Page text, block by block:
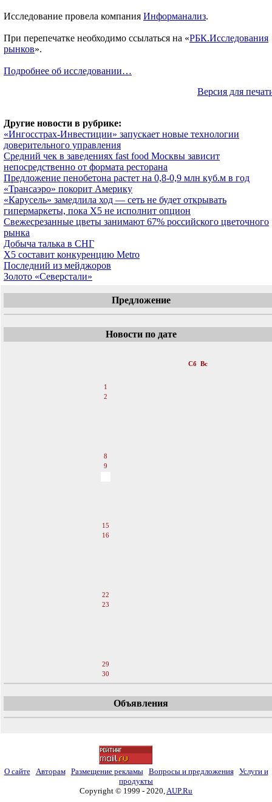
Исследование провела компания Информанализ.
При перепечатке необходимо ссылаться на «РБК.Исследования
рынков».
Подробнее об исследовании…
Версия для
Другие новости в рубрике:
«Ингосстрах-Инвестиции» запускает новые технологии
доверительного управления
Средний чек в заведениях fast food Москвы зависит
непосредственно от формата ресторана
Предложение пенобетона растет на 0,8-0,9 млн куб.м в год
«Трансаэро» покорит Америку
«Карусель» замедлила ход — сеть не будет открывать
гипермаркеты, пока Х5 не исполнит опцион
Свежесрезанные цветы занимают 67% российского цветочного
рынка
Добыча талька в СНГ
Х5 составит конкуренцию Metro
Последний из мейджоров
Золото «Северстали»
Предложение
Новости по дате
Сб Вс
1
2
8
9
15
16
22
23
29
30
Объявления
О сайте Авторам Размещение рекламы Вопросы и предложения
Услуги и
продукты
Copyright © 1999 - 2020,AUP.Ru